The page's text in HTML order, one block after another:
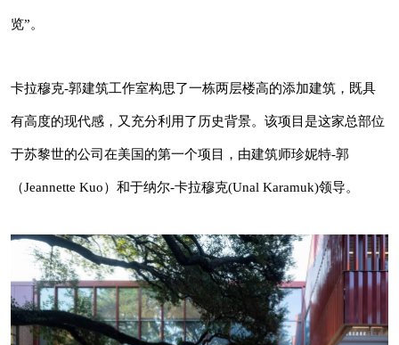
（Jeannette Kuo）和于纳尔-卡拉穆克(Unal
Karamuk)领导。
览”。
卡拉穆克-郭建筑工作室构思了一栋两层楼高的添加建筑，既具
有高度的现代感，又充分利用了历史背景。该项目是这家总部位
于苏黎世的公司在美国的第一个项目，由建筑师珍妮特-郭
（Jeannette Kuo）和于纳尔-卡拉穆克(Unal Karamuk)领导。